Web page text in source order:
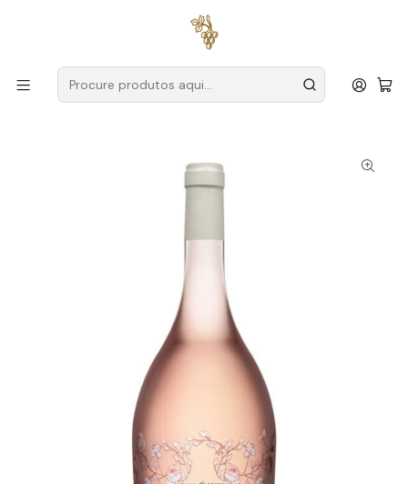
para encomendas a partir de
Produtores Lisboa
Casal Santa Maria
Casal Santa Maria 3000 Rosas Magnum 2020 Lisboa Rosé
1.5L